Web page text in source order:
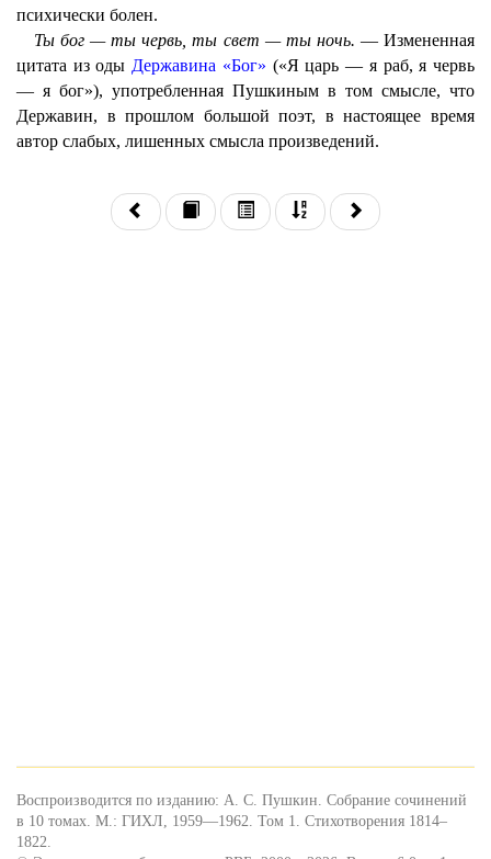
психически болен.
Ты бог — ты червь, ты свет — ты ночь. — Измененная
цитата из оды Державина «Бог» («Я царь — я раб, я червь
— я бог»), употребленная Пушкиным в том смысле, что
Державин, в прошлом большой поэт, в настоящее время
автор слабых, лишенных смысла произведений.
Воспроизводится по изданию: А. С. Пушкин. Собрание сочинений
в 10 томах. М.: ГИХЛ, 1959—1962. Том 1. Стихотворения 1814–
1822.